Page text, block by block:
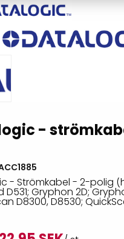
-
- Strömkabel - 2-polig
Gryphon 2D;
D8300, D8530;